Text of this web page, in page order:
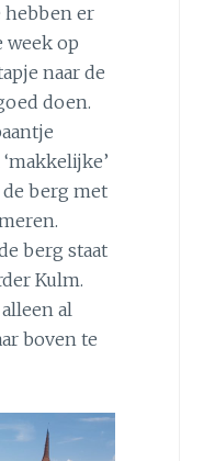
hebben er
week op
naar de
doen.
berg met
berg staat
Kulm.
al
boven te